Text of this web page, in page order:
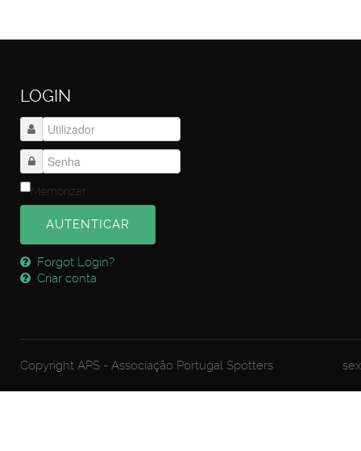
LOGIN
Memorizar
AUTENTICAR
Forgot Login?
Criar conta
Copyright APS - Associação Portugal Spotters